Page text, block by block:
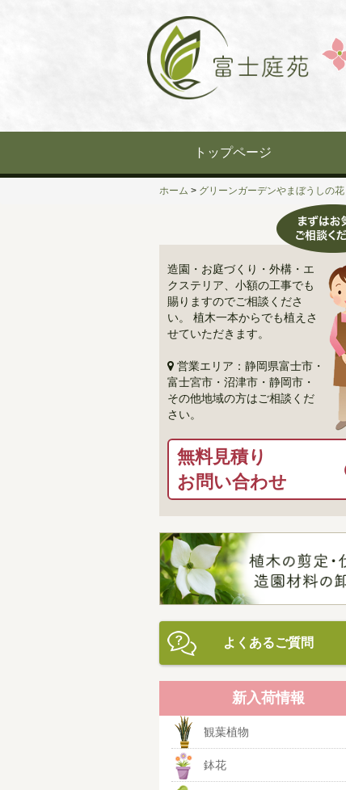
トップページ
ホーム > グリーンガーデンやまぼうしの花
造園・お庭づくり・外構・エ
クステリア、小額の工事でも
賜りますのでご相談くださ
い。 植木一本からでも植えさ
せていただきます。
営業エリア：静岡県富士市・
富士宮市・沼津市・静岡市・
その他地域の方はご相談くだ
さい。
無料見積り
お問い合わせ
よくあるご質問
新入荷情報
観葉植物
鉢花